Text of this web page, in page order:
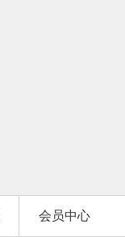
会员中心